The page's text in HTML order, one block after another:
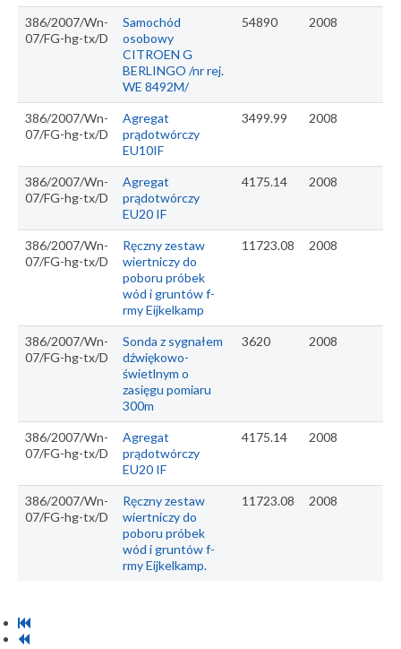
386/2007/Wn-
07/FG-hg-tx/D
Samochód
osobowy
CITROEN G
BERLINGO /nr rej.
WE 8492M/
54890 2008
386/2007/Wn-
07/FG-hg-tx/D
Agregat
prądotwórczy
EU10IF
3499.99 2008
386/2007/Wn-
07/FG-hg-tx/D
Agregat
prądotwórczy
EU20 IF
4175.14 2008
386/2007/Wn-
07/FG-hg-tx/D
Ręczny zestaw
wiertniczy do
poboru próbek
wód i gruntów f-
rmy Eijkelkamp
11723.08 2008
386/2007/Wn-
07/FG-hg-tx/D
Sonda z sygnałem
dźwiękowo-
świetlnym o
zasięgu pomiaru
300m
3620 2008
386/2007/Wn-
07/FG-hg-tx/D
Agregat
prądotwórczy
EU20 IF
4175.14 2008
386/2007/Wn-
07/FG-hg-tx/D
Ręczny zestaw
wiertniczy do
poboru próbek
wód i gruntów f-
rmy Eijkelkamp.
11723.08 2008